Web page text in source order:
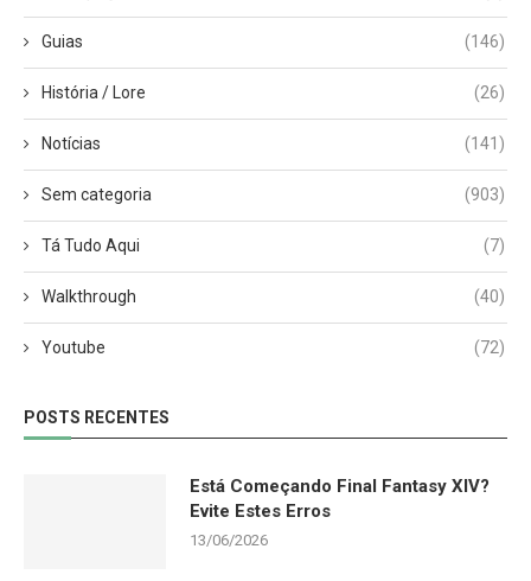
Guias (146)
História / Lore (26)
Notícias (141)
Sem categoria (903)
Tá Tudo Aqui (7)
Walkthrough (40)
Youtube (72)
POSTS RECENTES
Está Começando Final Fantasy XIV?
Evite Estes Erros
13/06/2026